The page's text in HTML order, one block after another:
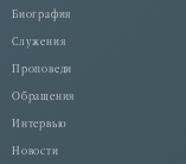
Биография
Служения
Проповеди
Обращения
Интервью
Новости